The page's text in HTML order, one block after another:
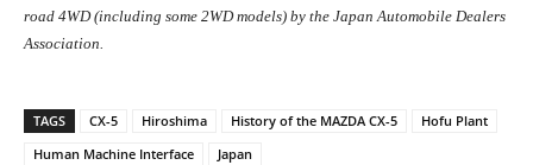
road 4WD (including some 2WD models) by the Japan Automobile Dealers
Association.
TAGS CX-5 Hiroshima History of the MAZDA CX-5
Hofu Plant
Human Machine Interface
Japan